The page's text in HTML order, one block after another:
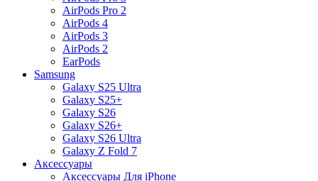
AirPods Pro 2
AirPods 4
AirPods 3
AirPods 2
EarPods
Samsung
Galaxy S25 Ultra
Galaxy S25+
Galaxy S26
Galaxy S26+
Galaxy S26 Ultra
Galaxy Z Fold 7
Аксессуары
Аксессуары Для iPhone